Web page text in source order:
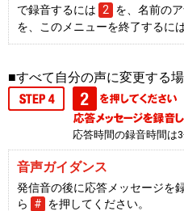
で録音するには
2 を、名前の
を、このメニューを終了するに
■すべて自分の声に変更する
応答時間の録音時間は3
音声ガイダンス
発信音の後に応答メッセージを
ら
# を押してください。